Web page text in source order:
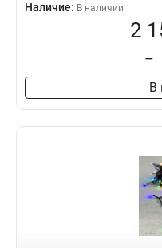
Наличие: В наличии
2
–
В